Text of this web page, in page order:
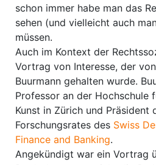
schon immer habe man das
sehen (und vielleicht auch
müssen.
Auch im Kontext der
Vortrag von Interesse, der
Buurmann gehalten wurde.
Professor an der Hochschule
Kunst in Zürich und Präsident
Forschungsrates des Swiss
Finance and Banking.
Angekündigt war ein Vortrag